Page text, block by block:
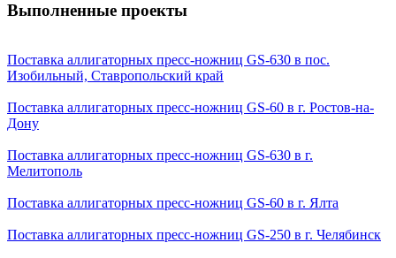
Выполненные проекты
Поставка аллигаторных пресс-ножниц GS-630 в пос.
Изобильный, Ставропольский край
Поставка аллигаторных пресс-ножниц GS-60 в г. Ростов-на-
Дону
Поставка аллигаторных пресс-ножниц GS-630 в г.
Мелитополь
Поставка аллигаторных пресс-ножниц GS-60 в г. Ялта
Поставка аллигаторных пресс-ножниц GS-250 в г. Челябинск